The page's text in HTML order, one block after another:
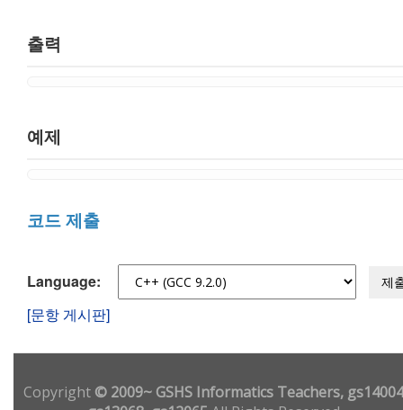
출력
예제
코드 제출
Language: 제
[문항 게시판]
Copyright© 2009~ GSHS Informatics Teachers,